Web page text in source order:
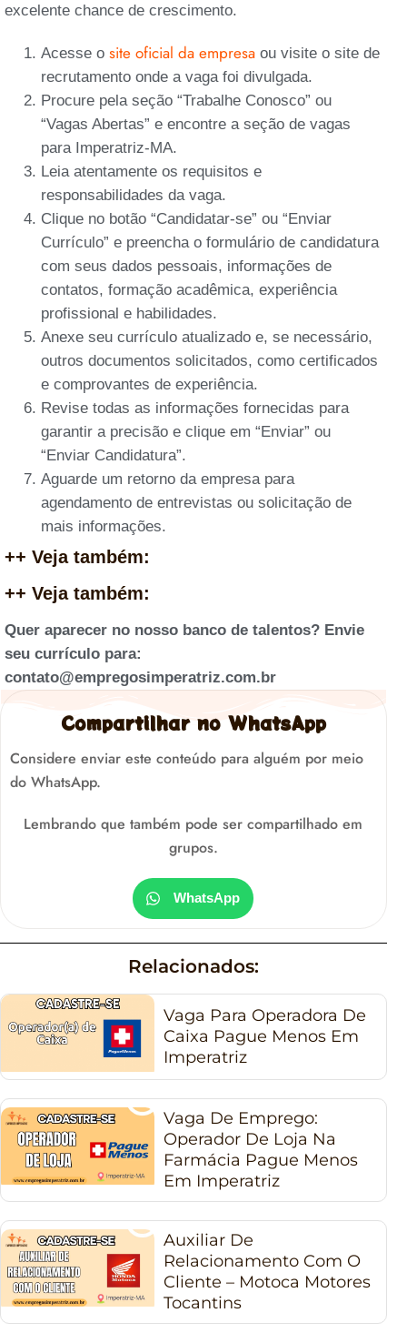
excelente chance de crescimento.
Acesse o site oficial da empresa ou visite o site de
recrutamento onde a vaga foi divulgada.
Procure pela seção “Trabalhe Conosco” ou
“Vagas Abertas” e encontre a seção de vagas
para Imperatriz-MA.
Leia atentamente os requisitos e
responsabilidades da vaga.
Clique no botão “Candidatar-se” ou “Enviar
Currículo” e preencha o formulário de candidatura
com seus dados pessoais, informações de
contatos, formação acadêmica, experiência
profissional e habilidades.
Anexe seu currículo atualizado e, se necessário,
outros documentos solicitados, como certificados
e comprovantes de experiência.
Revise todas as informações fornecidas para
garantir a precisão e clique em “Enviar” ou
“Enviar Candidatura”.
Aguarde um retorno da empresa para
agendamento de entrevistas ou solicitação de
mais informações.
++ Veja também:
++ Veja também:
Quer aparecer no nosso banco de talentos? Envie
seu currículo para:
contato@empregosimperatriz.com.br
Compartilhar no WhatsApp
Considere enviar este conteúdo para alguém por meio
do WhatsApp.
Lembrando que também pode ser compartilhado em
grupos.
WhatsApp
Relacionados:
Vaga Para Operadora De
Caixa Pague Menos Em
Imperatriz
Vaga De Emprego:
Operador De Loja Na
Farmácia Pague Menos
Em Imperatriz
Auxiliar De
Relacionamento Com O
Cliente – Motoca Motores
Tocantins